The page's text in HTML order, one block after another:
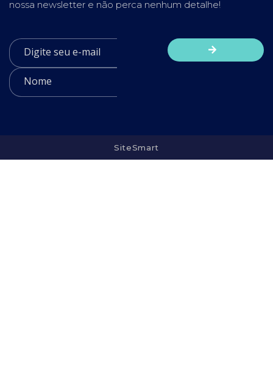
nossa newsletter e não perca nenhum detalhe!
SiteSmart